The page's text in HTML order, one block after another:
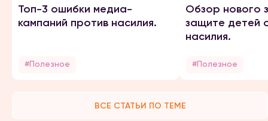
Топ-3 ошибки медиа-
кампаний против насилия.
#Полезное
Обзор нового
защите детей
насилия.
#Полезное
ВСЕ СТАТЬИ ПО ТЕМЕ